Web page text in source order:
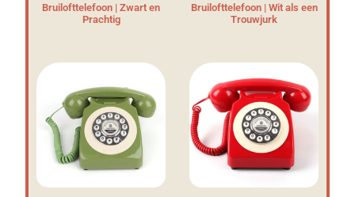
Bruilofttelefoon | Zwart en
Prachtig
Bruilofttelefoon | Wit als een
Trouwjurk